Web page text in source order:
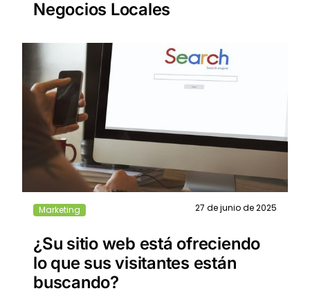
Negocios Locales
Marketing 27 de junio de 2025
¿Su sitio web está ofreciendo
lo que sus visitantes están
buscando?